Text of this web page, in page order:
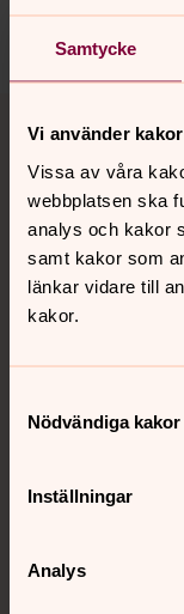
Samtycke
Vi använder kakor
Vissa av våra
webbplatsen ska
analys och kakor
samt kakor som
länkar vidare till
kakor.
Nödvändiga kakor
Inställningar
Analys
Kontakt
Kalender
Sociala kanaler